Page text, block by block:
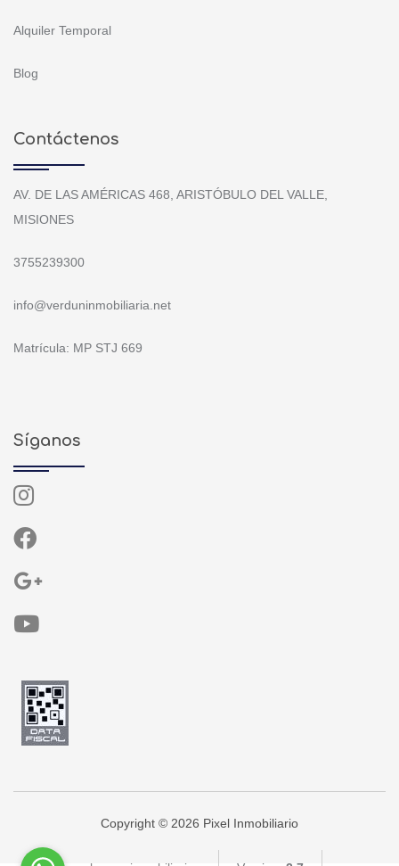
Alquiler Temporal
Blog
Contáctenos
AV. DE LAS AMÉRICAS 468, ARISTÓBULO DEL VALLE,
MISIONES
3755239300
info@verduninmobiliaria.net
Matrícula: MP STJ 669
Síganos
Copyright © 2026 Pixel Inmobiliario